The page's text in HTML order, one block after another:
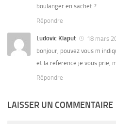
boulanger en sachet ?
Répondre
Ludovic Klaput
18 mars
bonjour, pouvez vous m
et la reference je vous prie,
Répondre
LAISSER UN COMMENTAIRE